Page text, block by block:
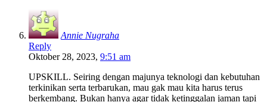
Annie Nugraha
Reply
Oktober 28, 2023, 9:51 am
UPSKILL. Seiring dengan majunya teknologi dan kebutuhan
terkinikan serta terbarukan, mau gak mau kita harus terus
berkembang. Bukan hanya agar tidak ketinggalan jaman tapi